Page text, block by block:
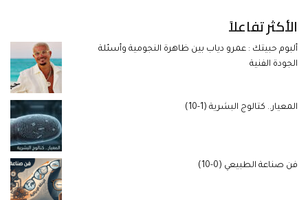
الأكثر تفاعلاً
ألبوم حبيتك : عمرو دياب بين ظاهرة النجومية وأسئلة
الجودة الفنية
المعيار.. كتالوج البشرية (1-10)
فن صناعة الطبيعي (0-10)